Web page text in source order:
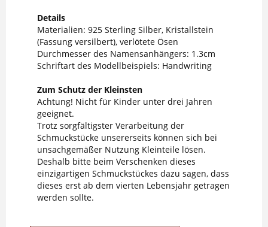
Details
Materialien: 925 Sterling Silber, Kristallstein
(Fassung versilbert), verlötete Ösen
Durchmesser des Namensanhängers: 1.3cm
Schriftart des Modellbeispiels: Handwriting
Zum Schutz der Kleinsten
Achtung! Nicht für Kinder unter drei Jahren
geeignet.
Trotz sorgfältigster Verarbeitung der
Schmuckstücke unsererseits können sich bei
unsachgemäßer Nutzung Kleinteile lösen.
Deshalb bitte beim Verschenken dieses
einzigartigen Schmuckstückes dazu sagen, dass
dieses erst ab dem vierten Lebensjahr getragen
werden sollte.